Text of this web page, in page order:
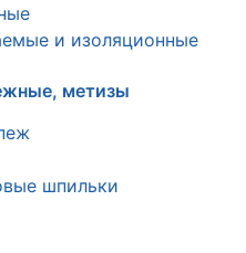
и изоляционные
метизы
шпильки